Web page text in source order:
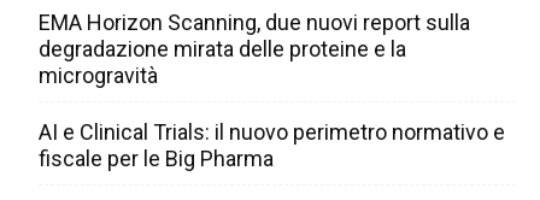
EMA Horizon Scanning, due nuovi report sulla
degradazione mirata delle proteine e la
microgravità
AI e Clinical Trials: il nuovo perimetro normativo e
fiscale per le Big Pharma